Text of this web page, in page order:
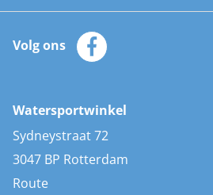
Automatische reddingsvesten
Zeilkleding
Zonnepanelen
AIS transponders
Stootwillen en fenders
Bootkussens
Zwemtrappen
Klantenservice
Merken
Volg ons
Watersportwinkel
Sydneystraat 72
3047 BP Rotterdam
Route